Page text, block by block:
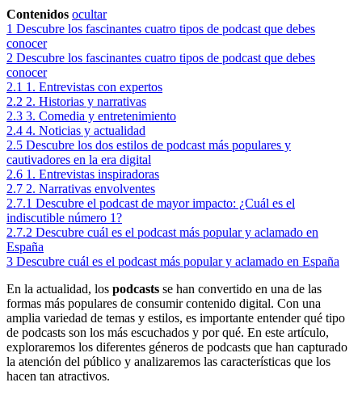
Contenidos ocultar
1 Descubre los fascinantes cuatro tipos de podcast que debes
conocer
2 Descubre los fascinantes cuatro tipos de podcast que debes
conocer
2.1 1. Entrevistas con expertos
2.2 2. Historias y narrativas
2.3 3. Comedia y entretenimiento
2.4 4. Noticias y actualidad
2.5 Descubre los dos estilos de podcast más populares y
cautivadores en la era digital
2.6 1. Entrevistas inspiradoras
2.7 2. Narrativas envolventes
2.7.1 Descubre el podcast de mayor impacto: ¿Cuál es el
indiscutible número 1?
2.7.2 Descubre cuál es el podcast más popular y aclamado en
España
3 Descubre cuál es el podcast más popular y aclamado en España
En la actualidad, los podcasts se han convertido en una de las
formas más populares de consumir contenido digital. Con una
amplia variedad de temas y estilos, es importante entender qué tipo
de podcasts son los más escuchados y por qué. En este artículo,
exploraremos los diferentes géneros de podcasts que han capturado
la atención del público y analizaremos las características que los
hacen tan atractivos.